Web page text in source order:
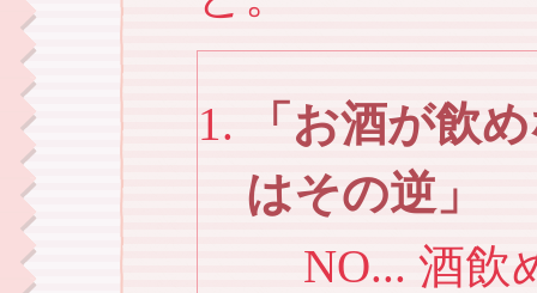
お酒が飲
はその逆
NO... 酒飲